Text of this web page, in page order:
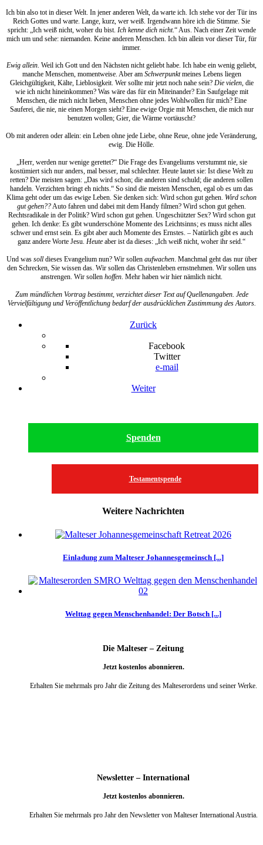
Ich bin also tot in dieser Welt. In jener anderen Welt, da warte ich. Ich stehe vor der Tür ins
Reich Gottes und warte. Lange, kurz, wer weiß. Irgendwann höre ich die Stimme. Sie
spricht: „Ich weiß nicht, woher du bist. Ich kenne dich nicht.“ Aus. Nach einer Zeit wende
mich um und sehe: niemanden. Keine anderen Menschen. Ich bin allein vor dieser Tür, für
immer.
Ewig allein. Weil ich Gott und den Nächsten nicht geliebt habe. Ich habe ein wenig geliebt,
manche Menschen, momentweise. Aber am Schwerpunktmeines Lebens liegen
Gleichgültigkeit, Kälte, Lieblosigkeit. Wer sollte mir jetzt noch nahe sein? Die vielen, die
wie ich nicht hineinkommen? Was wäre das für ein Miteinander? Ein Saufgelage mit
Menschen, die mich nicht lieben, Menschen ohne jedes Wohlwollen für mich? Eine
Sauferei, die nie, nie einen Morgen sieht? Eine ewige Orgie mit Menschen, die mich nur
benutzen wollen; Gier, die Wärme vortäuscht?
Ob mit anderen oder allein: ein Leben ohne jede Liebe, ohne Reue, ohne jede Veränderung,
ewig. Die Hölle.
„Herr, werden nur wenige gerettet?“ Die Frage des Evangeliums verstummt nie, sie
kostümiert sich nur anders, mal besser, mal schlechter. Heute lautet sie: Ist diese Welt zu
retten? Die meisten sagen: „Das wird schon; die anderen sind schuld; die anderen sollen
handeln. Verzichten bringt eh nichts.“ So sind die meisten Menschen, egal ob es um das
Klima geht oder um das ewige Leben. Sie denken sich: Wird schon gut gehen. Wird schon
gut gehen??Auto fahren und dabei mit dem Handy filmen? Wird schon gut gehen.
Rechtsradikale in der Politik? Wird schon gut gehen. Ungeschützter Sex? Wird schon gut
gehen. Ich denke: Es gibt wunderschöne Momente des Leichtsinns; es muss nicht alles
schwer und ernst sein. Es gibt aber auch Momente des Ernstes. – Natürlich gibt es auch
ganz andere Worte Jesu. Heute aber ist da dieses: „Ich weiß nicht, woher ihr seid.“
Und was solldieses Evangelium nun? Wir sollen aufwachen. Manchmal geht das nur über
den Schrecken, Sie wissen das. Wir sollen das Christenleben ernstnehmen. Wir sollen uns
anstrengen. Wir sollen hoffen. Mehr haben wir hier nämlich nicht.
Zum mündlichen Vortrag bestimmt, verzichtet dieser Text auf Quellenangaben. Jede
Vervielfältigung und Veröffentlichung bedarf der ausdrücklichen Zustimmung des Autors.
Zurück
Facebook
Twitter
e-mail
Weiter
Spenden
Testamentspende
Weitere Nachrichten
Einladung zum Malteser Johannesgemeinsch [...]
Welttag gegen Menschenhandel: Der Botsch [...]
Die Malteser – Zeitung
Jetzt kostenlos abonnieren.
Erhalten Sie mehrmals pro Jahr die Zeitung des Malteserordens und seiner Werke.
Newsletter – International
Jetzt kostenlos abonnieren.
Erhalten Sie mehrmals pro Jahr den Newsletter von Malteser International Austria.